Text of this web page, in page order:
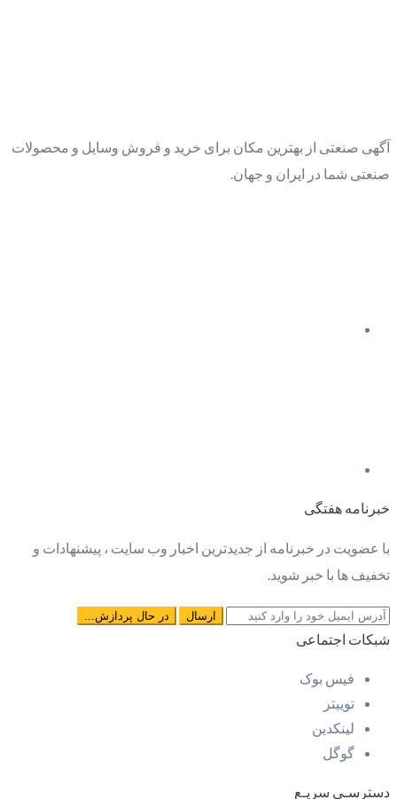
آگهی صنعتی از بهترین مکان برای خرید و فروش وسایل و محصولات
صنعتی شما در ایران و جهان.
خبرنامه هفتگی
با عضویت در خبرنامه از جدیدترین اخبار وب سایت ، پیشنهادات و
تخفیف ها با خبر شوید.
شبکات اجتماعی
فیس بوک
توییتر
لینکدین
گوگل
دسترسـی سریـع